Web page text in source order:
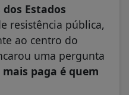
Estados
resistência pública,
ao centro do
uma pergunta
paga é quem